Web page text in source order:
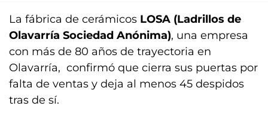
La fábrica de cerámicos LOSA (Ladrillos de
Olavarría Sociedad Anónima), una empresa
con más de 80 años de trayectoria en
Olavarría, confirmó que cierra sus puertas por
falta de ventas y deja al menos 45 despidos
tras de sí.